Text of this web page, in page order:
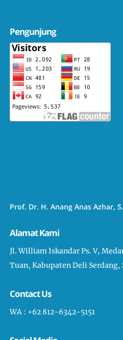
Pengunjung
Prof. Dr. H. Anang Anas Azhar,
Alamat Kami
Jl. William Iskandar Ps. V,
Tuan, Kabupaten Deli Serdang,
Contact Us
WA : +62 812-6342-5151